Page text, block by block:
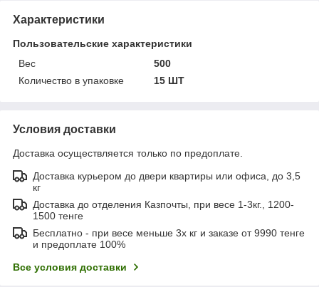
Характеристики
Пользовательские характеристики
Вес
500
Количество в упаковке
15 ШТ
Условия доставки
Доставка осуществляется только по предоплате.
Доставка курьером до двери квартиры или офиса, до 3,5
кг
Доставка до отделения Казпочты, при весе 1-3кг., 1200-
1500 тенге
Бесплатно - при весе меньше 3х кг и заказе от 9990 тенге
и предоплате 100%
Все условия доставки